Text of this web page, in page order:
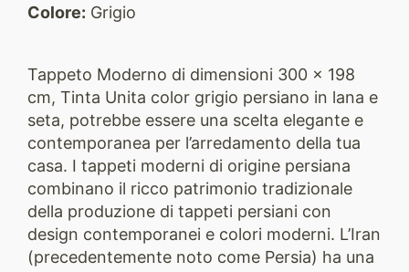
Colore: Grigio
Tappeto Moderno di dimensioni 300 x 198
cm, Tinta Unita color grigio persiano in lana e
seta, potrebbe essere una scelta elegante e
contemporanea per l’arredamento della tua
casa. I tappeti moderni di origine persiana
combinano il ricco patrimonio tradizionale
della produzione di tappeti persiani con
design contemporanei e colori moderni. L’Iran
(precedentemente noto come Persia) ha una